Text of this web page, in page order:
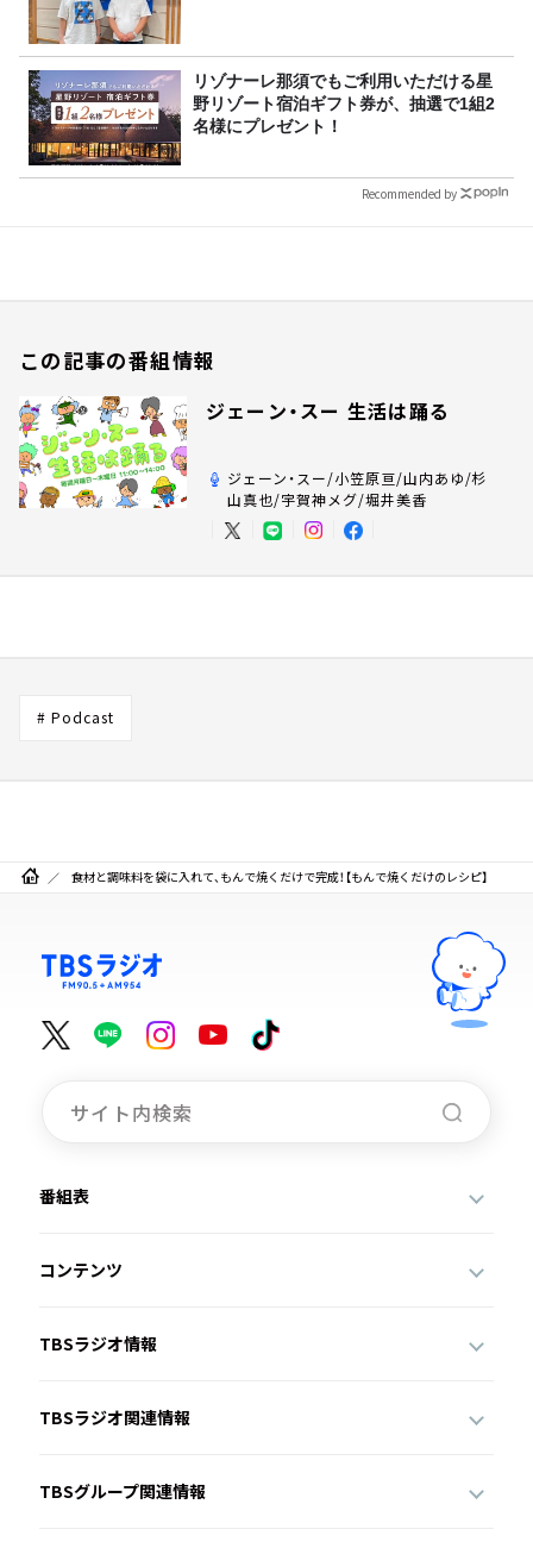
リゾナーレ那須でもご利用いただける星
野リゾート宿泊ギフト券が、抽選で1組2
名様にプレゼント！
Recommended by
この記事の番組情報
ジェーン・スー 生活は踊る
ジェーン・スー/小笠原亘/山内あゆ/杉
山真也/宇賀神メグ/堀井美香
# Podcast
食材と調味料を袋に入れて、もんで焼くだけで完成！【もんで焼くだけのレシピ】
番組表
コンテンツ
TBSラジオ情報
TBSラジオ関連情報
TBSグループ関連情報